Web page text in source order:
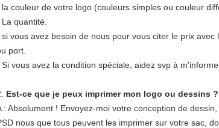
la couleur de votre logo (couleurs simples ou couleur
quantité.
si vous avez besoin de nous pour vous citer le prix
port.
Si vous avez la condition spéciale, aidez svp à
Est-ce que je peux imprimer mon logo ou dessins ?
: Absolument ! Envoyez-moi votre conception de
nous que tous peuvent les imprimer sur votre sac,